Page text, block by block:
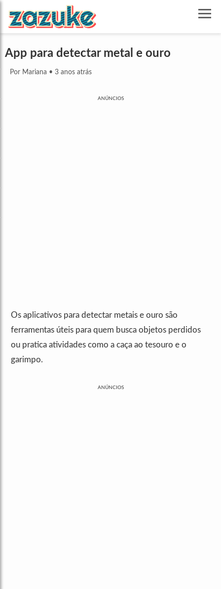
App para detectar metal e ouro
Por Mariana • 3 anos atrás
ANÚNCIOS
Os aplicativos para detectar metais e ouro são
ferramentas úteis para quem busca objetos perdidos
ou pratica atividades como a caça ao tesouro e o
garimpo.
ANÚNCIOS